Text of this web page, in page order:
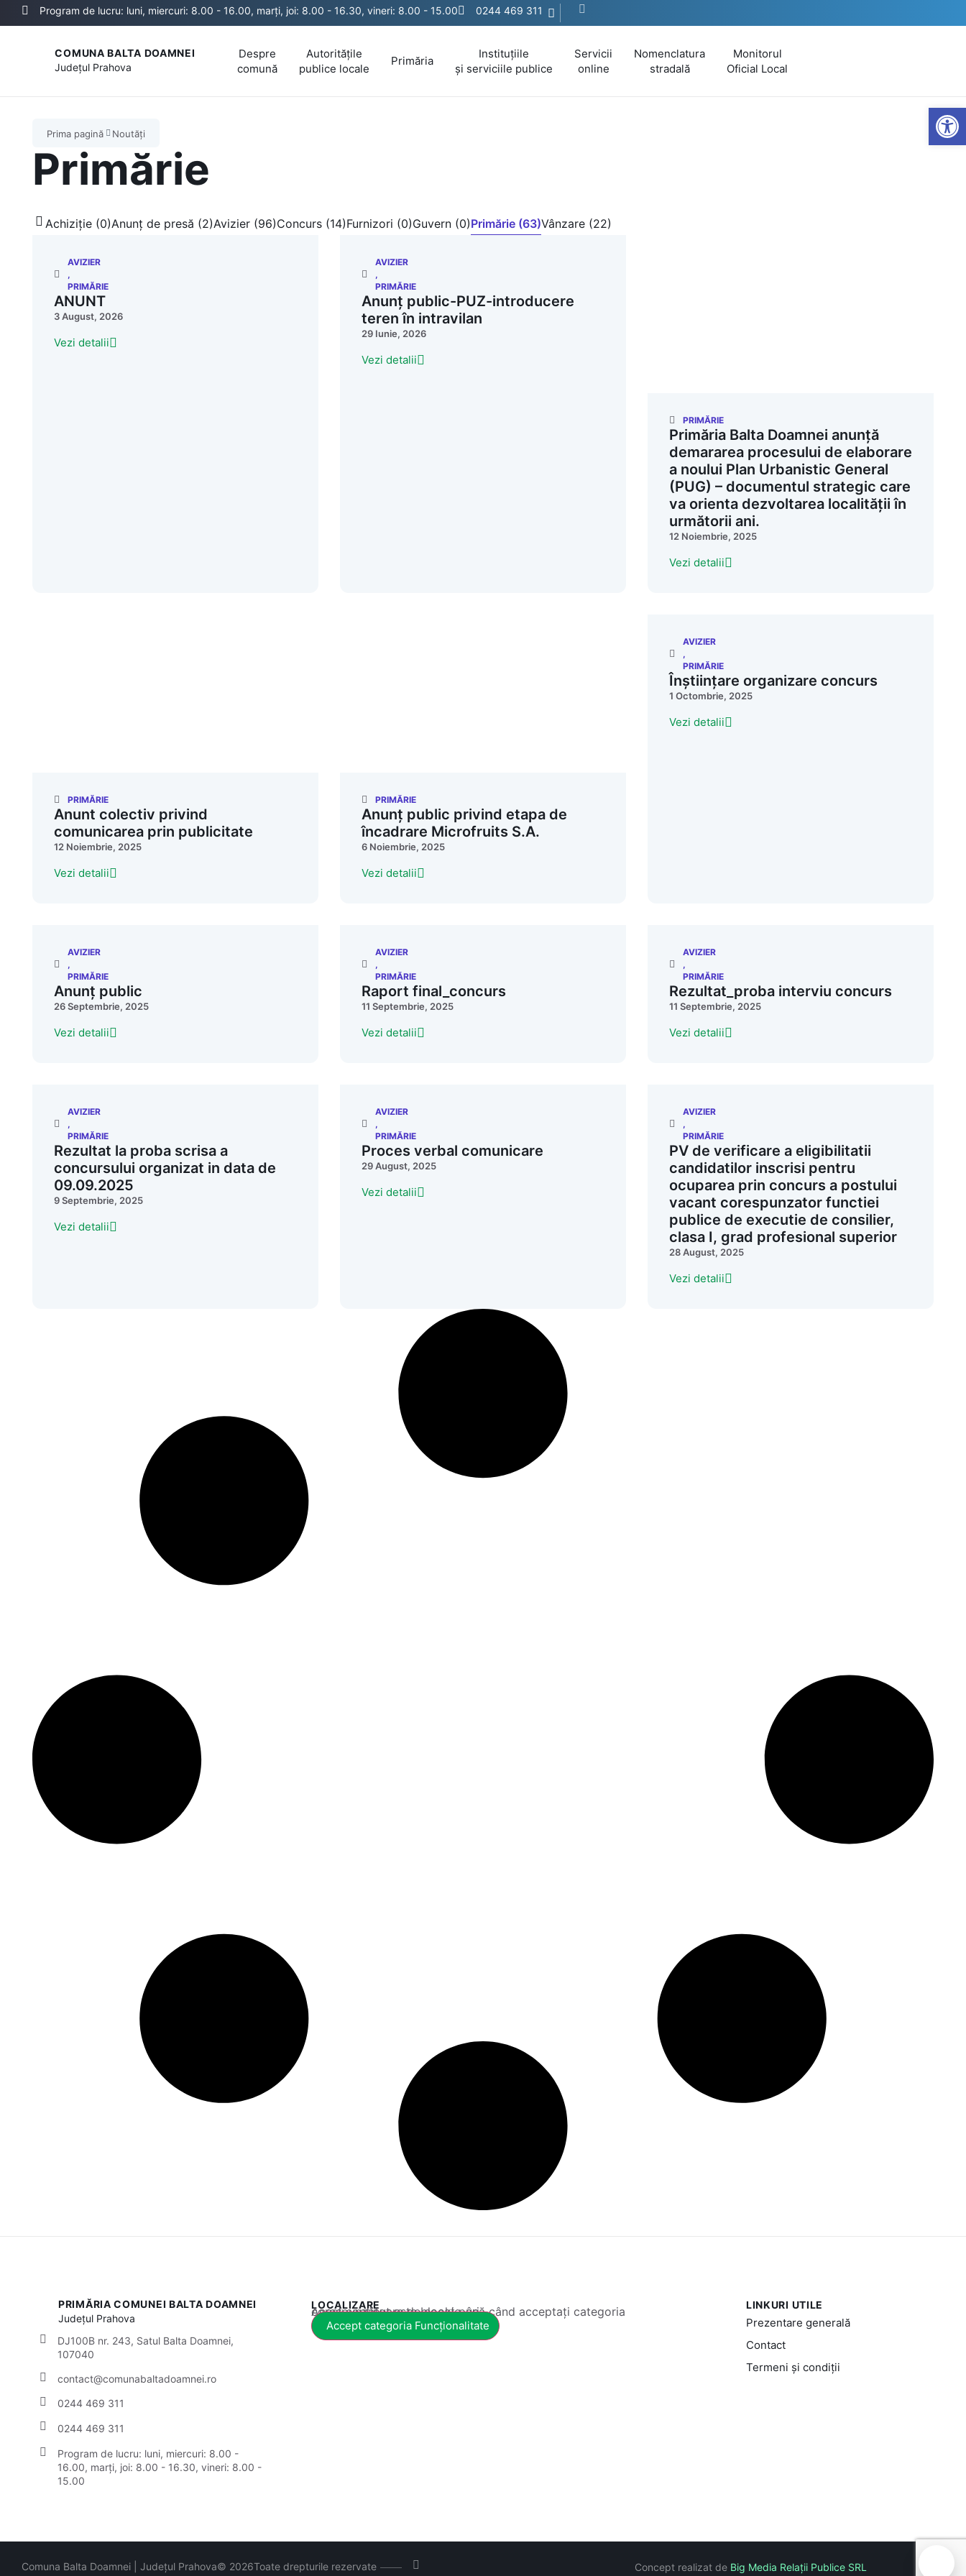
Program de lucru: luni, miercuri: 8.00 - 16.00, marți, joi: 8.00 - 16.30, vineri: 8.00 - 15.00 0244 469 311
COMUNA BALTA DOAMNEI
Județul Prahova
Despre
comună
Autoritățile
publice locale
Primăria
Instituțiile
și serviciile publice
Servicii
online
Nomenclatura
stradală
Monitorul
Oficial Local
Prima pagină Noutăți
Primărie
Achiziție (0)Anunț de presă (2)Avizier (96)Concurs (14)Furnizori (0)Guvern (0)Primărie (63)Vânzare (22)
AVIZIER
,
PRIMĂRIE
ANUNT
3 August, 2026
Vezi detalii
AVIZIER
,
PRIMĂRIE
Anunț public-PUZ-introducere
teren în intravilan
29 Iunie, 2026
Vezi detalii
PRIMĂRIE
Primăria Balta Doamnei anunță
demararea procesului de elaborare
a noului Plan Urbanistic General
(PUG) – documentul strategic care
va orienta dezvoltarea localității în
următorii ani.
12 Noiembrie, 2025
Vezi detalii
PRIMĂRIE
Anunt colectiv privind
comunicarea prin publicitate
12 Noiembrie, 2025
Vezi detalii
PRIMĂRIE
Anunț public privind etapa de
încadrare Microfruits S.A.
6 Noiembrie, 2025
Vezi detalii
AVIZIER
,
PRIMĂRIE
Înștiințare organizare concurs
1 Octombrie, 2025
Vezi detalii
AVIZIER
,
PRIMĂRIE
Anunț public
26 Septembrie, 2025
Vezi detalii
AVIZIER
,
PRIMĂRIE
Raport final_concurs
11 Septembrie, 2025
Vezi detalii
AVIZIER
,
PRIMĂRIE
Rezultat_proba interviu concurs
11 Septembrie, 2025
Vezi detalii
AVIZIER
,
PRIMĂRIE
Rezultat la proba scrisa a
concursului organizat in data de
09.09.2025
9 Septembrie, 2025
Vezi detalii
AVIZIER
,
PRIMĂRIE
Proces verbal comunicare
29 August, 2025
Vezi detalii
AVIZIER
,
PRIMĂRIE
PV de verificare a eligibilitatii
candidatilor inscrisi pentru
ocuparea prin concurs a postului
vacant corespunzator functiei
publice de executie de consilier,
clasa I, grad profesional superior
28 August, 2025
Vezi detalii
PRIMĂRIA COMUNEI BALTA DOAMNEI
Județul Prahova
DJ100B nr. 243, Satul Balta Doamnei,
107040
contact@comunabaltadoamnei.ro
0244 469 311
0244 469 311
Program de lucru: luni, miercuri: 8.00 -
16.00, marți, joi: 8.00 - 16.30, vineri: 8.00 -
15.00
LOCALIZARE
Acest conținut este blocat până când acceptați categoria corespunzătoare de cookie-uri.
Accept categoria Funcționalitate
LINKURI UTILE
Prezentare generală
Contact
Termeni și condiții
Comuna Balta Doamnei | Județul Prahova© 2026Toate drepturile rezervate Concept realizat de Big Media Relații Publice SRL